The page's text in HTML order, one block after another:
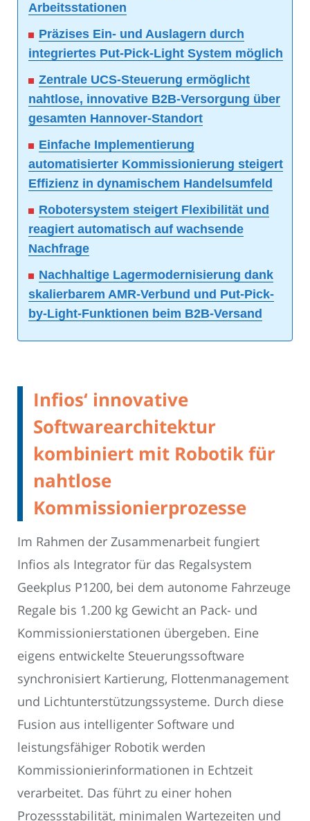
Arbeitsstationen
Präzises Ein- und Auslagern durch
integriertes Put-Pick-Light System möglich
Zentrale UCS-Steuerung ermöglicht
nahtlose, innovative B2B-Versorgung über
gesamten Hannover-Standort
Einfache Implementierung
automatisierter Kommissionierung steigert
Effizienz in dynamischem Handelsumfeld
Robotersystem steigert Flexibilität und
reagiert automatisch auf wachsende
Nachfrage
Nachhaltige Lagermodernisierung dank
skalierbarem AMR-Verbund und Put-Pick-
by-Light-Funktionen beim B2B-Versand
Infios‘ innovative
Softwarearchitektur
kombiniert mit Robotik für
nahtlose
Kommissionierprozesse
Im Rahmen der Zusammenarbeit fungiert
Infios als Integrator für das Regalsystem
Geekplus P1200, bei dem autonome Fahrzeuge
Regale bis 1.200 kg Gewicht an Pack- und
Kommissionierstationen übergeben. Eine
eigens entwickelte Steuerungssoftware
synchronisiert Kartierung, Flottenmanagement
und Lichtunterstützungssysteme. Durch diese
Fusion aus intelligenter Software und
leistungsfähiger Robotik werden
Kommissionierinformationen in Echtzeit
verarbeitet. Das führt zu einer hohen
Prozessstabilität, minimalen Wartezeiten und